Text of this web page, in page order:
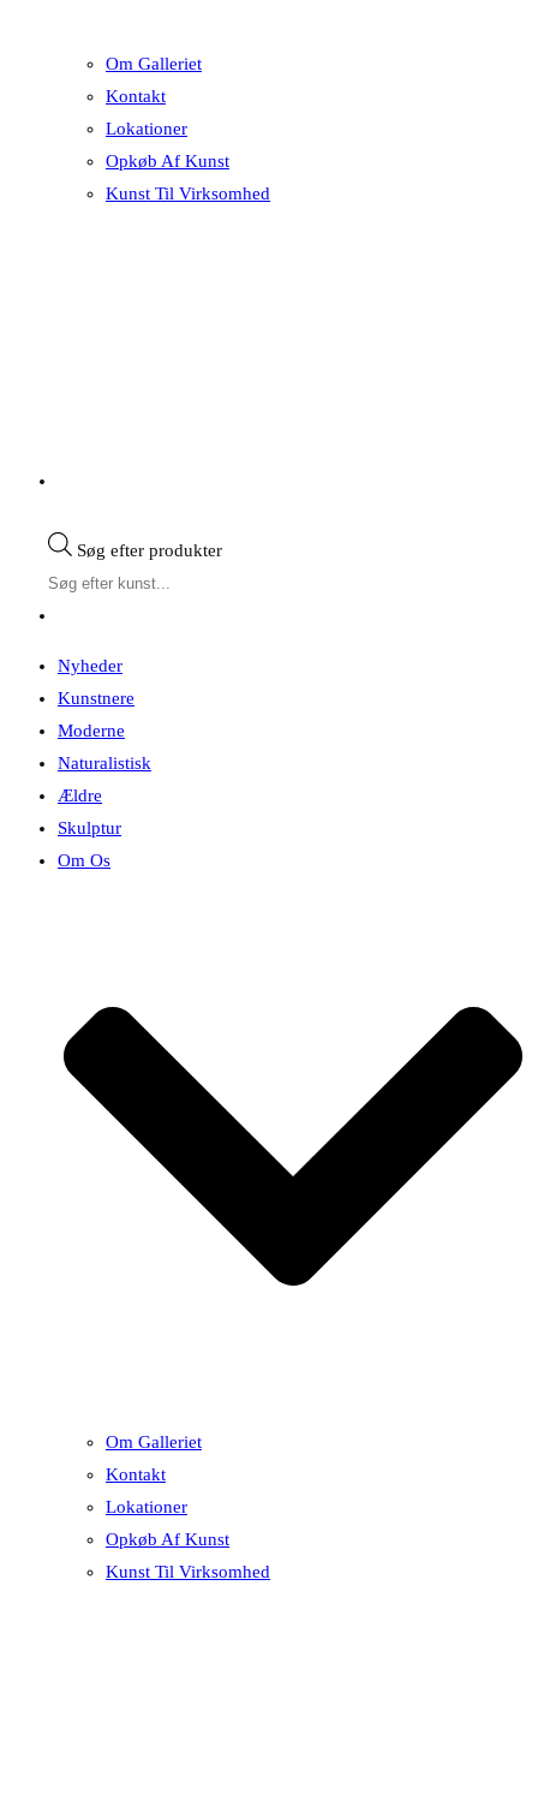
Om Galleriet
Kontakt
Lokationer
Opkøb Af Kunst
Kunst Til Virksomhed
Søg efter produkter
Nyheder
Kunstnere
Moderne
Naturalistisk
Ældre
Skulptur
Om Os
Om Galleriet
Kontakt
Lokationer
Opkøb Af Kunst
Kunst Til Virksomhed